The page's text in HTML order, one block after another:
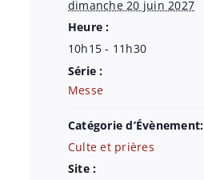
dimanche 20 juin 2027
Heure :
10h15 - 11h30
Série :
Messe
Catégorie d’Évènement:
Culte et prières
Site :